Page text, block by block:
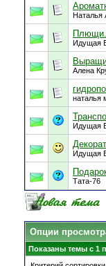
Наталья
Плющи.
Идущая
Алена
наталья
Идущая
Идущая
Тата-76
Опции
Показаны темы с 1